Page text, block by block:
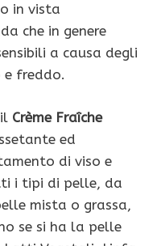
in vista
che in genere
a causa degli
freddo.
Crème Fraîche
ed
di viso e
i tipi di pelle, da
mista o grassa,
se si ha la pelle